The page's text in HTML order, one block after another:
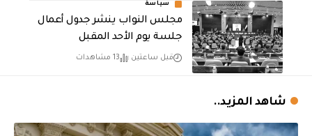
سياسة
مجلس النواب ينشر جدول أعمال
جلسة يوم الأحد المقبل
قبل ساعتين 13 مشاهدات
شاهد المزيد..